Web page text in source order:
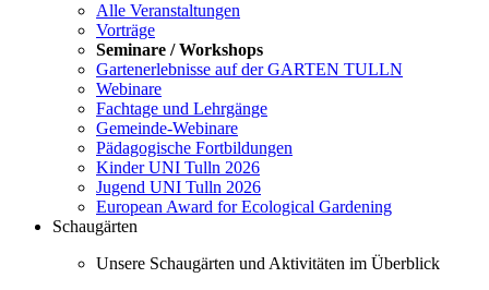
Alle Veranstaltungen
Vorträge
Seminare / Workshops
Gartenerlebnisse auf der GARTEN TULLN
Webinare
Fachtage und Lehrgänge
Gemeinde-Webinare
Pädagogische Fortbildungen
Kinder UNI Tulln 2026
Jugend UNI Tulln 2026
European Award for Ecological Gardening
Schaugärten
Unsere Schaugärten und Aktivitäten im Überblick